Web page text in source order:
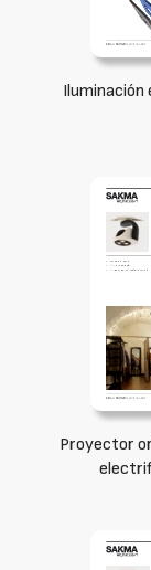
Iluminación
Proyector